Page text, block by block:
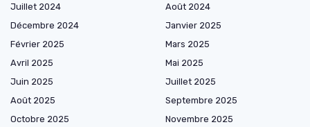
Juillet 2024
Août 2024
Décembre 2024
Janvier 2025
Février 2025
Mars 2025
Avril 2025
Mai 2025
Juin 2025
Juillet 2025
Août 2025
Septembre 2025
Octobre 2025
Novembre 2025